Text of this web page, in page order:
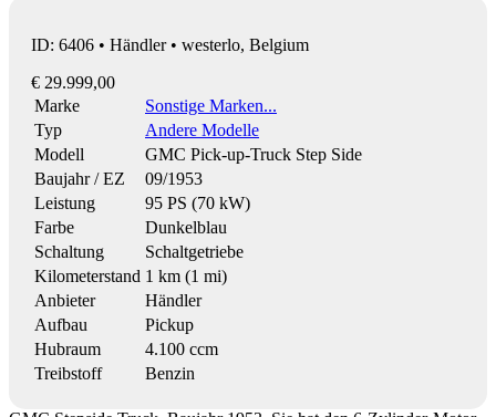
ID: 6406 • Händler • westerlo, Belgium
€ 29.999,00
Marke
Sonstige Marken...
Typ
Andere Modelle
Modell
GMC Pick-up-Truck Step Side
Baujahr / EZ
09/1953
Leistung
95 PS (70 kW)
Farbe
Dunkelblau
Schaltung
Schaltgetriebe
Kilometerstand 1 km (1 mi)
Anbieter
Händler
Aufbau
Pickup
Hubraum
4.100 ccm
Treibstoff
Benzin